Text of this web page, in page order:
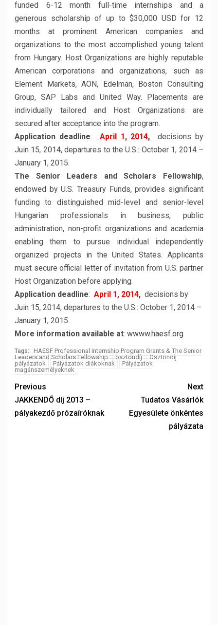
funded 6-12 month full-time internships and a
generous scholarship of up to $30,000 USD for 12
months at prominent American companies and
organizations to the most accomplished young talent
from Hungary. Host Organizations are highly reputable
American corporations and organizations, such as
Element Markets, AON, Edelman, Boston Consulting
Group, SAP Labs and United Way. Placements are
individually tailored and Host Organizations are
secured after acceptance into the program.
Application deadline: April 1, 2014,
decisions by
Juin 15, 2014, departures to the U.S.: October 1, 2014 –
January 1, 2015.
The Senior Leaders and Scholars Fellowship,
endowed by U.S. Treasury Funds, provides significant
funding to distinguished mid-level and senior-level
Hungarian professionals in business, public
administration, non-profit organizations and academia
enabling them to pursue individual independently
organized projects in the United States. Applicants
must secure official letter of invitation from U.S. partner
Host Organization before applying.
Application deadline: April 1, 2014, decisions by
Juin 15, 2014, departures to the U.S.: October 1, 2014 –
January 1, 2015.
More information available at: wwww.haesf.org
Tags:
HAESF Professional Internship Program Grants & The Senior
Leaders and Scholars Fellowship
ösztöndíj
Ösztöndíj
pályázatok
Pályázatok diákoknak
Pályázatok
magánszemélyeknek
Previous
JAKKENDŐ díj 2013 –
pályakezdő prózaíróknak
Next
Tudatos Vásárlók
Egyesülete önkéntes
pályázata